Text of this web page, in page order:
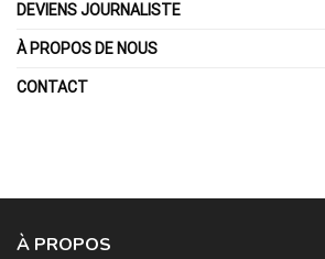
DEVIENS JOURNALISTE
À PROPOS DE NOUS
CONTACT
À PROPOS